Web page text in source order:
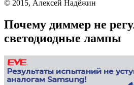
© 2015, Алексей Надёжин
Почему диммер не
светодиодные лампы